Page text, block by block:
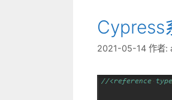
Cypress
2021-05-14 作者: